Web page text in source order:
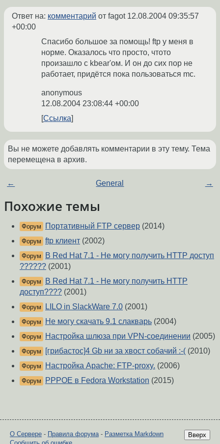
Ответ на: комментарий от fagot 12.08.2004 09:35:57
+00:00
Спасибо большое за помощь! ftp у меня в
норме. Оказалось что просто, чтото
произашло с kbear'ом. И он до сих пор не
работает, придётся пока пользоваться mc.
anonymous
12.08.2004 23:08:44 +00:00
Ссылка
Вы не можете добавлять комментарии в эту тему. Тема
перемещена в архив.
← General →
Похожие темы
Форум Портативный FTP сервер (2014)
Форум ftp клиент (2002)
Форум
B Red Hat 7.1 - Не могу получить HTTP доступ
?????? (2001)
Форум
В Red Hat 7.1 - Не могу получить HTTP
доступ???? (2001)
Форум LILO in SlackWare 7.0 (2001)
Форум Не могу скачать 9.1 слакварь (2004)
Форум Настройка шлюза при VPN-соединении (2005)
Форум [грибастос]4 Gb ни за хвост собачий :-( (2010)
Форум Настройка Apache: FTP-proxy. (2006)
Форум PPPOE в Fedora Workstation (2015)
Вверх
О Сервере - Правила форума- Разметка Markdown